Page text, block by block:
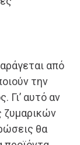
από
την
Γι’ αυτό αν
ζυμαρικών
θα